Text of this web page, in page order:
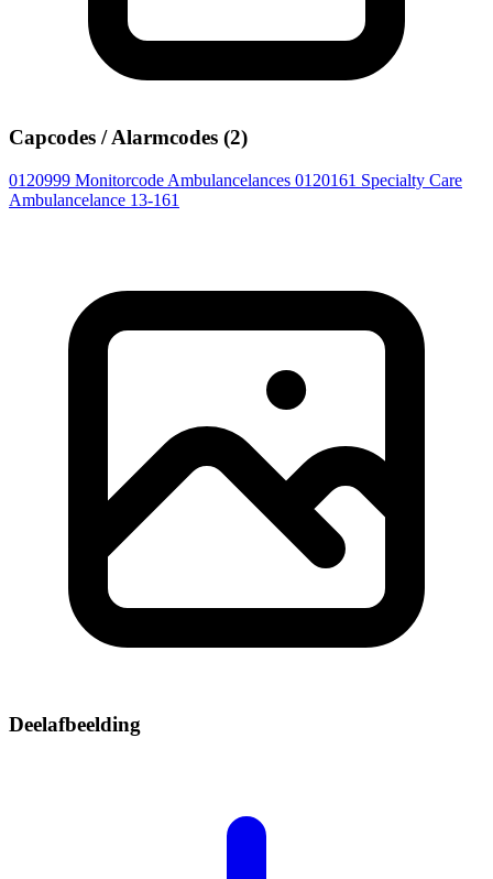
Capcodes / Alarmcodes (2)
0120999 Monitorcode Ambulancelances 0120161 Specialty Care
Ambulancelance 13-161
Deelafbeelding